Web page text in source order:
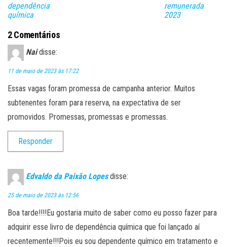
dependência
química
remunerada
2023
2 Comentários
Nai disse:
11 de maio de 2023 às 17:22
Essas vagas foram promessa de campanha anterior. Muitos
subtenentes foram para reserva, na expectativa de ser
promovidos. Promessas, promessas e promessas.
Responder
Edvaldo da Paixão Lopes disse:
25 de maio de 2023 às 12:56
Boa tarde!!!!Eu gostaria muito de saber como eu posso fazer para
adquirir esse livro de dependência química que foi lançado aí
recentemente!!!Pois eu sou dependente químico em tratamento e